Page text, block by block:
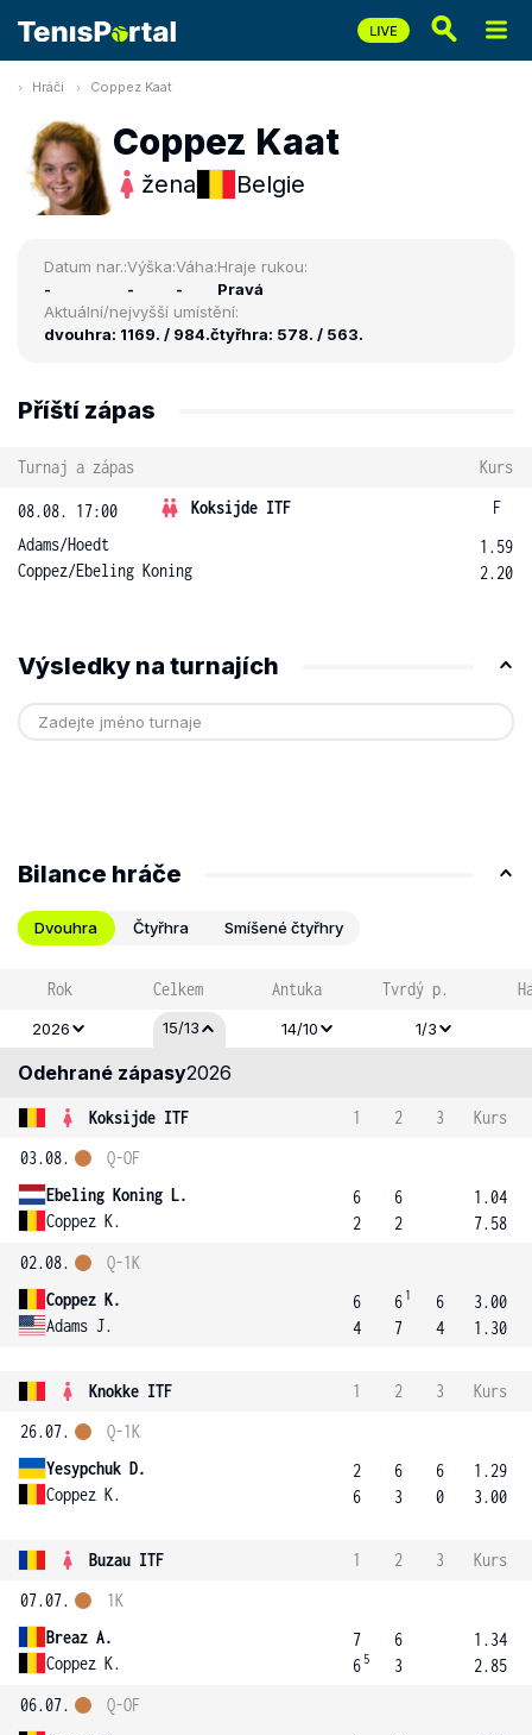
Hráči Coppez Kaat
Coppez Kaat
žena Belgie
Datum nar.:
-
Výška:
-
Váha:
-
Hraje rukou:
Pravá
Aktuální/nejvyšší umístění:
dvouhra: 1169. / 984.čtyřhra: 578. / 563.
Příští zápas
Turnaj a zápas Kurs
08.08. 17:00 Koksijde ITF
F
Adams/Hoedt
Coppez/Ebeling Koning
1.59
2.20
Výsledky na turnajích
Bilance hráče
Dvouhra Čtyřhra Smíšené čtyřhry
Rok Celkem Antuka Tvrdý p.
2026 15/13 14/10 1/3
Odehrané zápasy2026
Koksijde ITF 1 2 3
Kurs
03.08.
Ebeling Koning L.
Coppez K.
Q-OF
6
2
6
2
1.04
7.58
02.08.
Coppez K.
Adams J.
Q-1K
6
4
6 1
7
6
4
3.00
1.30
Knokke ITF 1 2 3
Kurs
26.07.
Yesypchuk D.
Coppez K.
Q-1K
2
6
6
3
6
0
1.29
3.00
Buzau ITF 1 2 3
Kurs
07.07.
Breaz A.
Coppez K.
1K
7
6 5
6
3
1.34
2.85
06.07.
Q-OF